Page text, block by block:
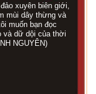
xuyên biên giới,
mùi dây thừng và
muốn bạn đọc
và dữ dội của thời
NGUYÊN)